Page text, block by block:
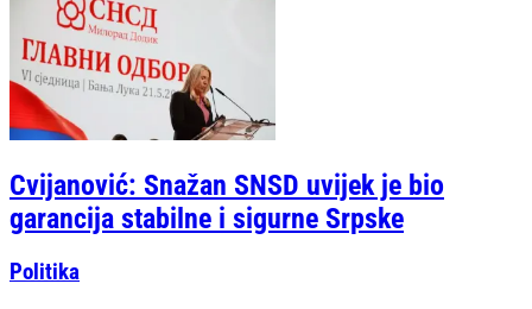
Cvijanović: Snažan SNSD uvijek je bio
garancija stabilne i sigurne Srpske
Politika